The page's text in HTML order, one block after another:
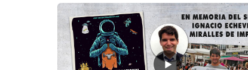
▶